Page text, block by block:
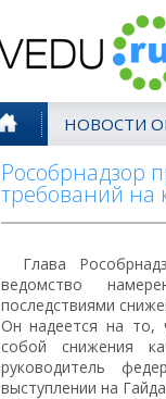
НОВОСТИ
Рособрнадзор
требований на
Глава
ведомство
последствиями
Он надеется на то,
собой снижения
руководитель
выступлении на